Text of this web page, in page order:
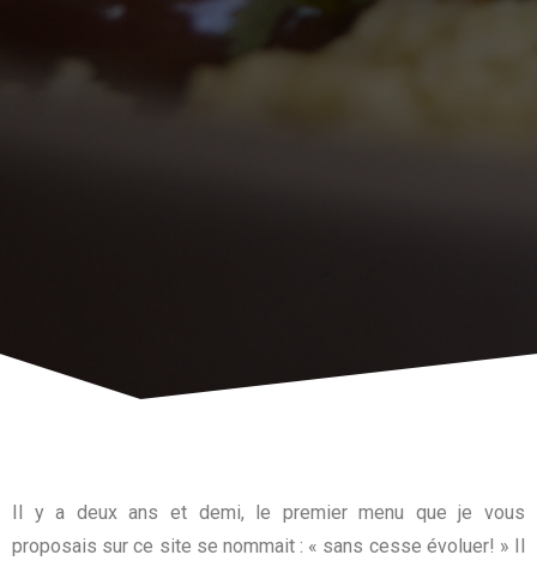
Il y a deux ans et demi, le premier menu que je vous
proposais sur ce site se nommait : « sans cesse évoluer! » Il